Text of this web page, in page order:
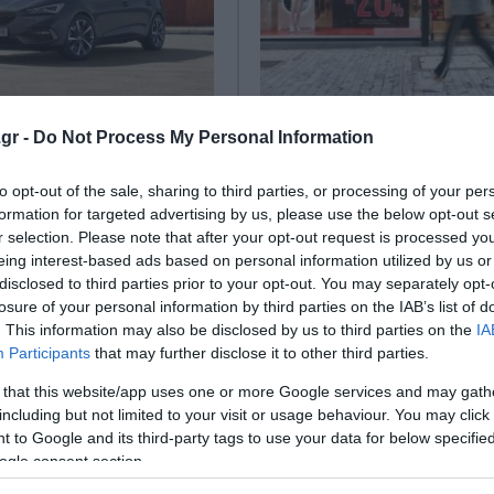
- Do Not Process My Personal Information
opt-out of the sale, sharing to third parties, or processing of your
for targeted advertising by us, please use the below opt-out
selection. Please note that after your opt-out request is processed
interest-based ads based on personal information utilized by us
to third parties prior to your opt-out. You may separately
of your personal information by third parties on the IAB’s list of
This information may also be disclosed by us to third parties on the
Participants that may further disclose it to other third parties.
that this website/app uses one or more Google services and may
but not limited to your visit or usage behaviour. You may
to Google and its third-party tags to use your data for below
consent section.
– “Black Friday
με όφελος έως
ανακοινώνει νέο
πρόγραμμα SEAT Days -
Edition”, το οποίο
από ιδιαίτερα ελκυστικές
2025
Πότε πέφτει η Black
για την Black Friday.
λανσάρουν προεκπτώσεις και
σημαντικές προσφορές σε όλα
προϊόντων, τόσο σ...
10 Νοεμβρίου 2025